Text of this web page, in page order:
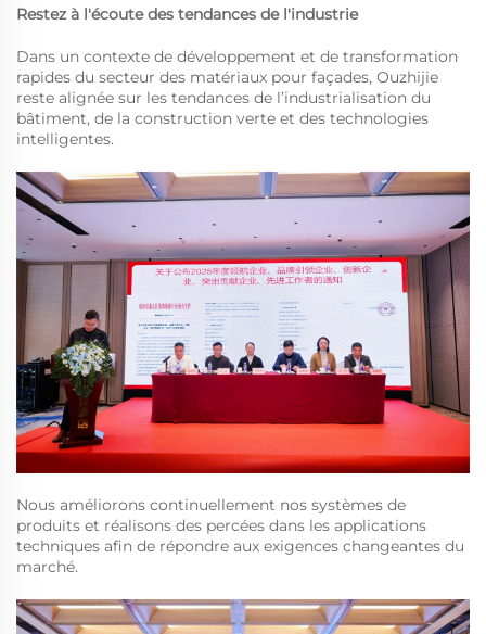
Restez à l'écoute des tendances de l'industrie
Dans un contexte de développement et de transformation
rapides du secteur des matériaux pour façades, Ouzhijie
reste alignée sur les tendances de l’industrialisation du
bâtiment, de la construction verte et des technologies
intelligentes.
Nous améliorons continuellement nos systèmes de
produits et réalisons des percées dans les applications
techniques afin de répondre aux exigences changeantes du
marché.